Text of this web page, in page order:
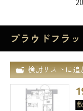
プラウドフラ
検討リストに追
敷